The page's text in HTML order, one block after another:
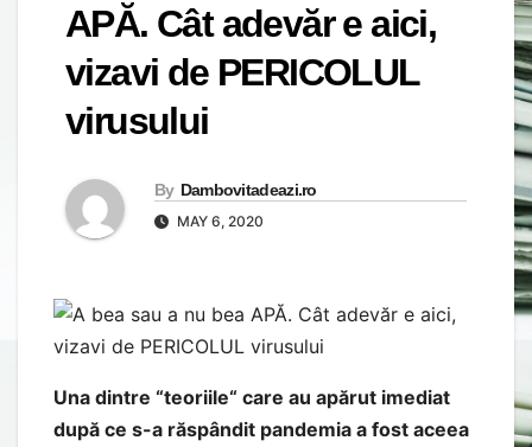
APĂ. Cât adevăr e aici,
vizavi de PERICOLUL
virusului
By Dambovitadeazi.ro
MAY 6, 2020
Una dintre “teoriile“ care au apărut imediat
după ce s-a răspândit pandemia a fost aceea